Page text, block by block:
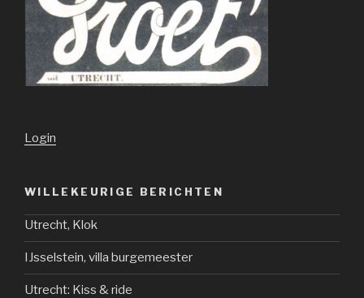
Login
WILLEKEURIGE BERICHTEN
Utrecht, Klok
IJsselstein, villa burgemeester
Utrecht: Kiss & ride